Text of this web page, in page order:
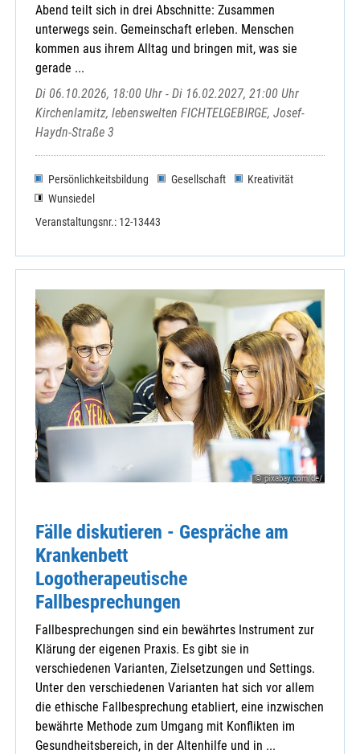
Abend teilt sich in drei Abschnitte: Zusammen
unterwegs sein. Gemeinschaft erleben. Menschen
kommen aus ihrem Alltag und bringen mit, was sie
gerade ...
Di 06.10.2026, 18:00 Uhr - Di 16.02.2027, 21:00 Uhr
Kirchenlamitz, lebenswelten FICHTELGEBIRGE, Josef-
Haydn-Straße 3
Persönlichkeitsbildung Gesellschaft
Kreativität
Wunsiedel
Veranstaltungsnr.: 12-13443
© pixabay.com/de/
Fälle diskutieren - Gespräche am
Krankenbett
Logotherapeutische
Fallbesprechungen
Fallbesprechungen sind ein bewährtes Instrument zur
Klärung der eigenen Praxis. Es gibt sie in
verschiedenen Varianten, Zielsetzungen und Settings.
Unter den verschiedenen Varianten hat sich vor allem
die ethische Fallbesprechung etabliert, eine inzwischen
bewährte Methode zum Umgang mit Konflikten im
Gesundheitsbereich, in der Altenhilfe und in ...